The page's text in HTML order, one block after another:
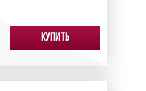
Купить